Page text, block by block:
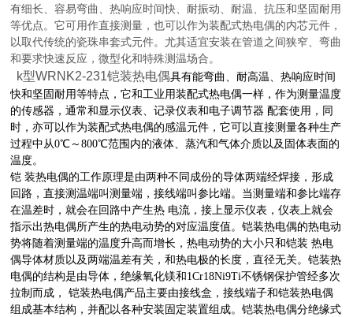
有细长、容易弯曲、热响应时间快、耐振动、耐温、抗压和坚固耐用
等优点。它可用作直接测量，也可以作为装配式热电偶的内芯元件，
以取代传统的瓷珠串套式元件。尤其适宜安装在管道之间狭窄、弯曲
和要求快速反应，微型化和特殊测温场合。
k型WRNK2-231铠装热电偶具有能弯曲、耐高温、热响应时间
快和坚固耐用等特点，它和工业用装配式热电偶一样，作为测量温度
的传感器，通常和显示仪表、记录仪表和电子调节器 配套使用，同
时，亦可以作为装配式热电偶的感温元件，它可以直接测量各种生产
过程中从0℃～800℃范围内的液体、蒸汽和气体介质以及固体表面的
温度。
铠 装热电偶的工作原理是由两种不同成份的导体两端经焊接，形成
回路，直接测温端叫测量端，接线端叫参比端。当测量端和参比端存
在温差时，就会在回路中产生热 电流，接上显示仪表，仪表上就会
指示出热电偶所产生的热电动势的对应温度值。铠装热电偶的热电动
势将随着测量端的温度升高而增长，热电动势的大小只和铠装 热电
偶导体材质以及两端温差有关，和热电极的长度，直径无关。铠装热
电偶的结构是由导体，绝缘氧化镁和1Cr18Ni9Ti不锈钢保护管经多次
拉制而成， 铠装热电偶产品主要由接线盒，接线端子和铠装热电偶
组成基本结构，并配以各种安装固定装置组成。铠装热电偶分绝缘式